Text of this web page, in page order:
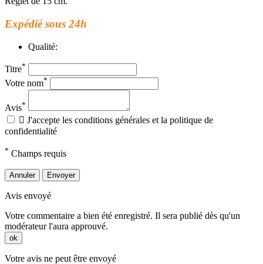
Expédié sous 24h
Qualité:
Titre*
Votre nom*
Avis*
 J'accepte les conditions générales et la politique de
confidentialité
* Champs requis
Annuler Envoyer
Avis envoyé
Votre commentaire a bien été enregistré. Il sera publié dès qu'un
modérateur l'aura approuvé.
ok
Votre avis ne peut être envoyé